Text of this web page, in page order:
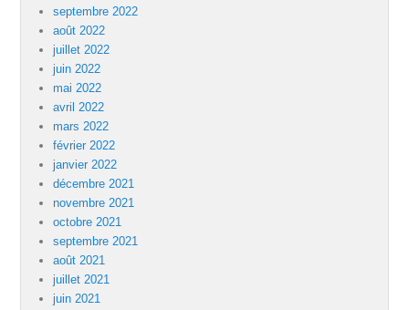
septembre 2022
août 2022
juillet 2022
juin 2022
mai 2022
avril 2022
mars 2022
février 2022
janvier 2022
décembre 2021
novembre 2021
octobre 2021
septembre 2021
août 2021
juillet 2021
juin 2021